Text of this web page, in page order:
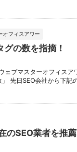
オフィスアワー
の数を指摘！
ェブマスターオフィスア
先日SEO会社から下記
のSEO業者を推